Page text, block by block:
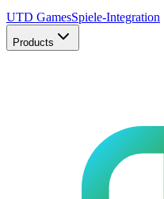
UTD GamesSpiele-Integration
Products